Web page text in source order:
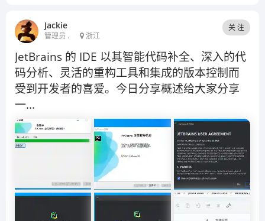
Jackie
管理员 . 浙江
关 注
JetBrains 的 IDE 以其智能代码补全、深入的代
码分析、灵活的重构工具和集成的版本控制而
受到开发者的喜爱。今日分享概述给大家分享
一...